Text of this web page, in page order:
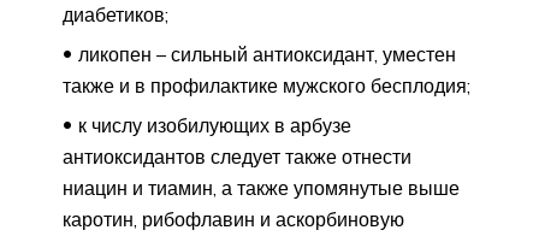
диабетиков;
ликопен – сильный антиоксидант, уместен
также и в профилактике мужского бесплодия;
к числу изобилующих в арбузе
антиоксидантов следует также отнести
ниацин и тиамин, а также упомянутые выше
каротин, рибофлавин и аскорбиновую